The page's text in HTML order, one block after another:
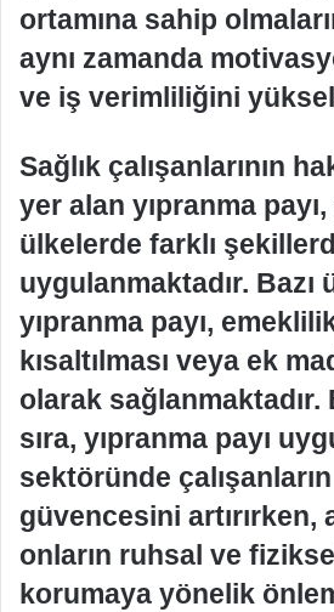
ortamına sahip
aynı zamanda
ve iş verimliliğini
Sağlık çalışanlarının
yer alan yıpranma
ülkelerde farklı
uygulanmaktadır. Bazı
yıpranma payı,
kısaltılması veya ek
olarak sağlanmaktadır.
sıra, yıpranma payı
sektöründe
güvencesini artırırken,
onların ruhsal ve fiziksel
korumaya yönelik